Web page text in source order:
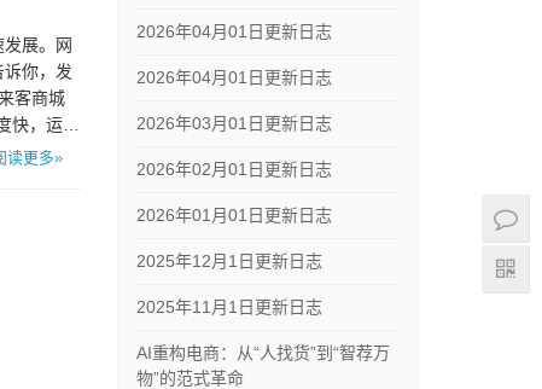
展。网
诉你，发
客商城
，运行
读更多»
2026年04月01日更新日志
2026年04月01日更新日志
2026年03月01日更新日志
2026年02月01日更新日志
2026年01月01日更新日志
2025年12月1日更新日志
2025年11月1日更新日志
AI重构电商：从“人找货”到“智荐万
物”的范式革命